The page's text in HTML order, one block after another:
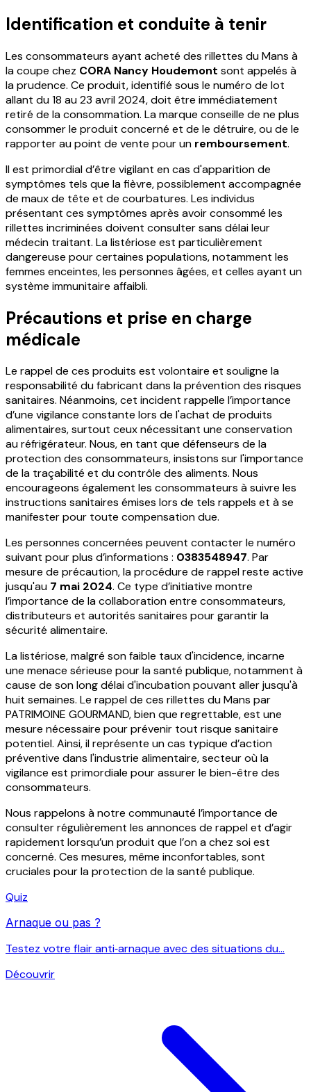
Identification et conduite à tenir
Les consommateurs ayant acheté des rillettes du Mans à
la coupe chez CORA Nancy Houdemont sont appelés à
la prudence. Ce produit, identifié sous le numéro de lot
allant du 18 au 23 avril 2024, doit être immédiatement
retiré de la consommation. La marque conseille de ne plus
consommer le produit concerné et de le détruire, ou de le
rapporter au point de vente pour un remboursement.
Il est primordial d’être vigilant en cas d'apparition de
symptômes tels que la fièvre, possiblement accompagnée
de maux de tête et de courbatures. Les individus
présentant ces symptômes après avoir consommé les
rillettes incriminées doivent consulter sans délai leur
médecin traitant. La listériose est particulièrement
dangereuse pour certaines populations, notamment les
femmes enceintes, les personnes âgées, et celles ayant un
système immunitaire affaibli.
Précautions et prise en charge
médicale
Le rappel de ces produits est volontaire et souligne la
responsabilité du fabricant dans la prévention des risques
sanitaires. Néanmoins, cet incident rappelle l’importance
d’une vigilance constante lors de l'achat de produits
alimentaires, surtout ceux nécessitant une conservation
au réfrigérateur. Nous, en tant que défenseurs de la
protection des consommateurs, insistons sur l'importance
de la traçabilité et du contrôle des aliments. Nous
encourageons également les consommateurs à suivre les
instructions sanitaires émises lors de tels rappels et à se
manifester pour toute compensation due.
Les personnes concernées peuvent contacter le numéro
suivant pour plus d’informations : 0383548947. Par
mesure de précaution, la procédure de rappel reste active
jusqu'au 7 mai 2024. Ce type d’initiative montre
l’importance de la collaboration entre consommateurs,
distributeurs et autorités sanitaires pour garantir la
sécurité alimentaire.
La listériose, malgré son faible taux d'incidence, incarne
une menace sérieuse pour la santé publique, notamment à
cause de son long délai d'incubation pouvant aller jusqu'à
huit semaines. Le rappel de ces rillettes du Mans par
PATRIMOINE GOURMAND, bien que regrettable, est une
mesure nécessaire pour prévenir tout risque sanitaire
potentiel. Ainsi, il représente un cas typique d’action
préventive dans l'industrie alimentaire, secteur où la
vigilance est primordiale pour assurer le bien-être des
consommateurs.
Nous rappelons à notre communauté l’importance de
consulter régulièrement les annonces de rappel et d’agir
rapidement lorsqu’un produit que l’on a chez soi est
concerné. Ces mesures, même inconfortables, sont
cruciales pour la protection de la santé publique.
Quiz
Arnaque ou pas ?
Testez votre flair anti‑arnaque avec des situations du...
Découvrir